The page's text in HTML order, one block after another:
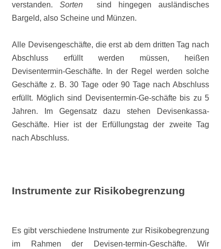
verstanden. Sorten
sind hingegen ausländisches
Bargeld, also Scheine und Münzen.
Alle Devisengeschäfte, die erst ab dem dritten Tag nach
Abschluss erfüllt werden müssen, heißen
Devisentermin-Geschäfte. In der Regel werden solche
Geschäfte z. B. 30 Tage oder 90 Tage nach Abschluss
erfüllt. Möglich sind Devisentermin-Ge-schäfte bis zu 5
Jahren. Im Gegensatz dazu stehen Devisenkassa-
Geschäfte. Hier ist der Erfüllungstag der zweite Tag
nach Abschluss.
Instrumente zur Risikobegrenzung
Es gibt verschiedene Instrumente zur Risikobegrenzung
im Rahmen der Devisen-termin-Geschäfte. Wir